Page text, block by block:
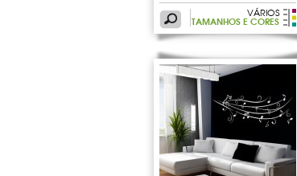
VÁRIOS
TAMANHOS E CORES